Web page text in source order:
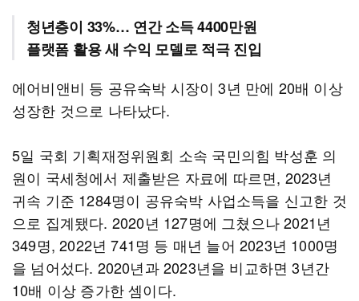
청년층이 33%… 연간 소득 4400만원
플랫폼 활용 새 수익 모델로 적극 진입
에어비앤비 등 공유숙박 시장이 3년 만에 20배 이상
성장한 것으로 나타났다.
5일 국회 기획재정위원회 소속 국민의힘 박성훈 의
원이 국세청에서 제출받은 자료에 따르면, 2023년
귀속 기준 1284명이 공유숙박 사업소득을 신고한 것
으로 집계됐다. 2020년 127명에 그쳤으나 2021년
349명, 2022년 741명 등 매년 늘어 2023년 1000명
을 넘어섰다. 2020년과 2023년을 비교하면 3년간
10배 이상 증가한 셈이다.